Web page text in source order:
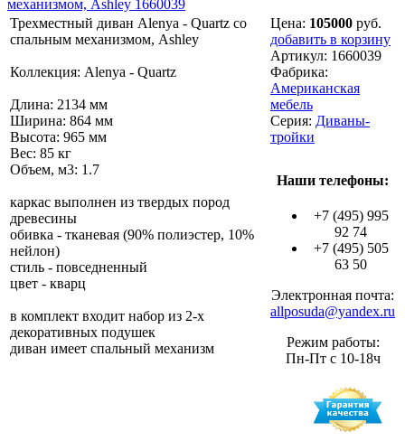
Трехместный диван Alenya - Quartz со
спальным механизмом, Ashley
Коллекция: Alenya - Quartz
Длина: 2134 мм
Ширина: 864 мм
Высота: 965 мм
Вес: 85 кг
Объем, м3: 1.7
каркас выполнен из твердых пород
древесины
обивка - тканевая (90% полиэстер, 10%
нейлон)
стиль - повседненный
цвет - кварц
в комплект входит набор из 2-х
декоративных подушек
диван имеет спальный механизм
Цена: 105000 руб.
добавить в корзину
Артикул: 1660039
Фабрика:
Американская
мебель
Серия: Диваны-
тройки
Наши телефоны:
+7 (495) 995
92 74
+7 (495) 505
63 50
Электронная почта:
allposuda@yandex.ru
Режим работы:
Пн-Пт с 10-18ч